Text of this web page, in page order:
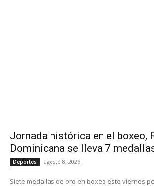
Jornada histórica en el boxeo,
Dominicana se lleva 7
Deportes agosto 8, 2026
Siete medallas de oro en boxeo este viernes